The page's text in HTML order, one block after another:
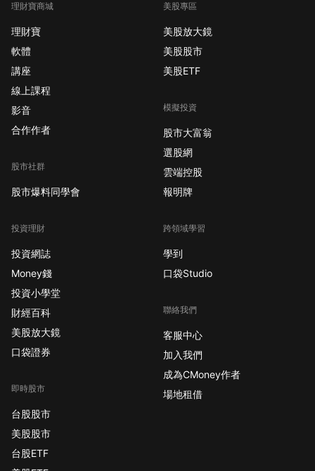
理財寶商城
理財寶
軟體
講座
線上課程
影音
合作作者
股市社群
股市爆料同學會
投資理財
投資網誌
Money錢
投資小學堂
財經百科
美股放大鏡
口袋證券
即時股市
台股股市
美股股市
台股ETF
美股專區
美股放大鏡
美股股市
美股ETF
模擬投資
股市大富翁
選股網
雲端控股
報明牌
跨領域學習
學到
口袋Studio
聯絡我們
客服中心
加入我們
成為CMoney作者
場地租借